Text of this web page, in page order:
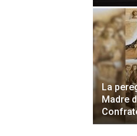
La
Madre